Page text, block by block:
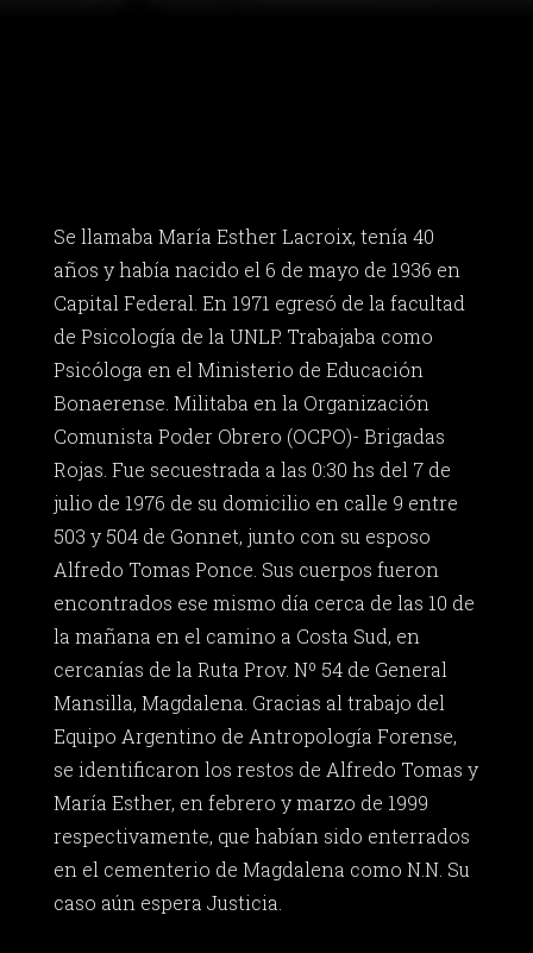
Se llamaba María Esther Lacroix, tenía 40
años y había nacido el 6 de mayo de 1936 en
Capital Federal. En 1971 egresó de la facultad
de Psicología de la UNLP. Trabajaba como
Psicóloga en el Ministerio de Educación
Bonaerense. Militaba en la Organización
Comunista Poder Obrero (OCPO)- Brigadas
Rojas. Fue secuestrada a las 0:30 hs del 7 de
julio de 1976 de su domicilio en calle 9 entre
503 y 504 de Gonnet, junto con su esposo
Alfredo Tomas Ponce. Sus cuerpos fueron
encontrados ese mismo día cerca de las 10 de
la mañana en el camino a Costa Sud, en
cercanías de la Ruta Prov. Nº 54 de General
Mansilla, Magdalena. Gracias al trabajo del
Equipo Argentino de Antropología Forense,
se identificaron los restos de Alfredo Tomas y
María Esther, en febrero y marzo de 1999
respectivamente, que habían sido enterrados
en el cementerio de Magdalena como N.N. Su
caso aún espera Justicia.